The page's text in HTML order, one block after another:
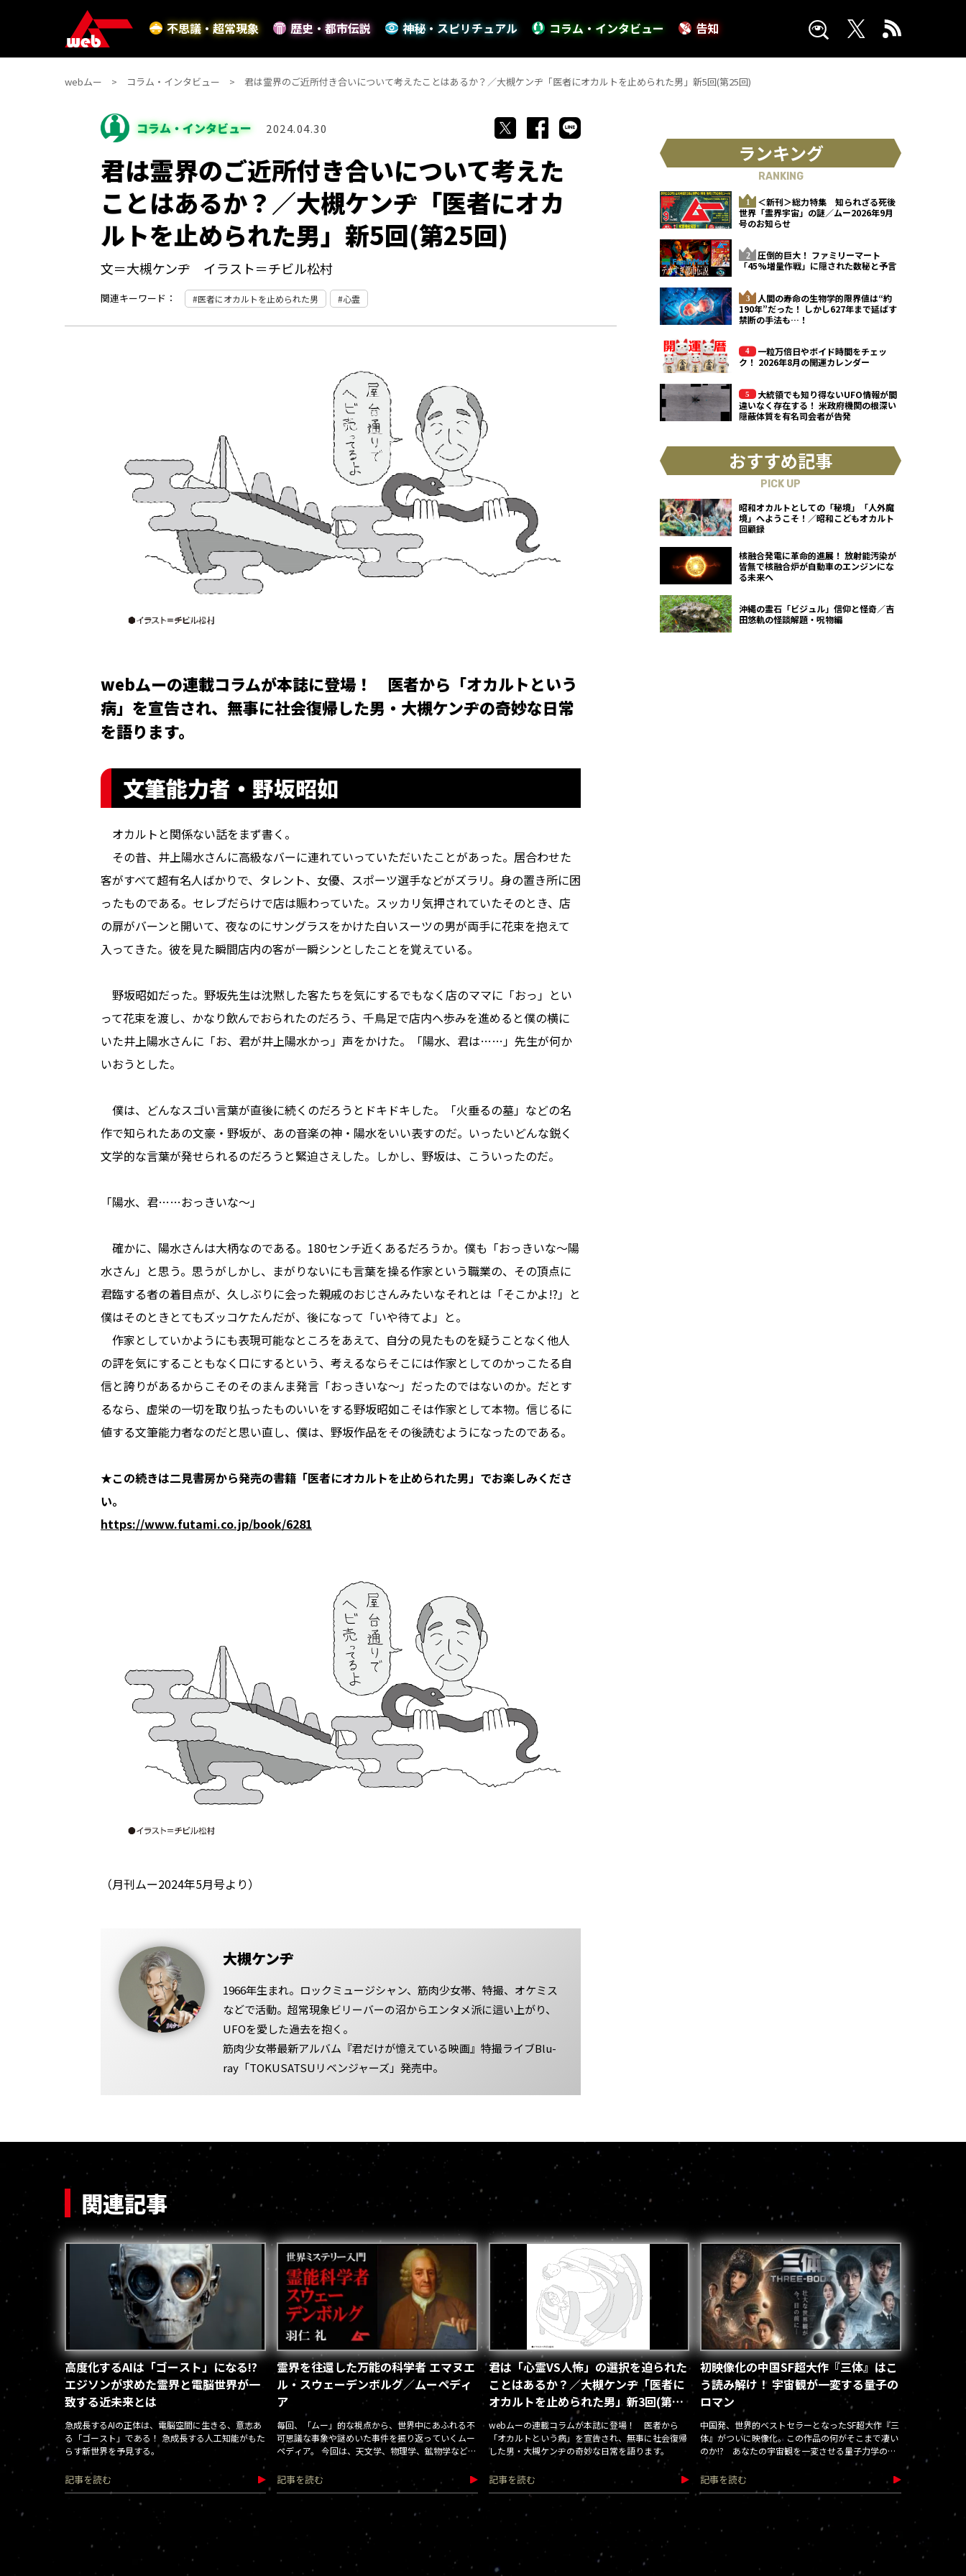
不思議・超常現象 歴史・都市伝説 神秘・スピリチュアル コラム・インタビュー 告知
webムー コラム・インタビュー 君は霊界のご近所付き合いについて考えたことはあるか？／大槻ケンヂ「医者にオカルトを止められた男」新5回(第25回)
コラム・インタビュー 2024.04.30
君は霊界のご近所付き合いについて考えた
ことはあるか？／大槻ケンヂ「医者にオカ
ルトを止められた男」新5回(第25回)
文＝大槻ケンヂ イラスト＝チビル松村
関連キーワード： 医者にオカルトを止められた男 心霊
webムーの連載コラムが本誌に登場！ 医者から「オカルトという
病」を宣告され、無事に社会復帰した男・大槻ケンヂの奇妙な日常
を語ります。
文筆能力者・野坂昭如
オカルトと関係ない話をまず書く。
その昔、井上陽水さんに高級なバーに連れていっていただいたことがあった。居合わせた
客がすべて超有名人ばかりで、タレント、女優、スポーツ選手などがズラリ。身の置き所に困
ったものである。セレブだらけで店は賑わっていた。スッカリ気押されていたそのとき、店
の扉がバーンと開いて、夜なのにサングラスをかけた白いスーツの男が両手に花束を抱えて
入ってきた。彼を見た瞬間店内の客が一瞬シンとしたことを覚えている。
野坂昭如だった。野坂先生は沈黙した客たちを気にするでもなく店のママに「おっ」とい
って花束を渡し、かなり飲んでおられたのだろう、千鳥足で店内へ歩みを進めると僕の横に
いた井上陽水さんに「お、君が井上陽水かっ」声をかけた。「陽水、君は……」先生が何か
いおうとした。
僕は、どんなスゴい言葉が直後に続くのだろうとドキドキした。「火垂るの墓」などの名
作で知られたあの文豪・野坂が、あの音楽の神・陽水をいい表すのだ。いったいどんな鋭く
文学的な言葉が発せられるのだろうと緊迫さえした。しかし、野坂は、こういったのだ。
「陽水、君……おっきいな〜」
確かに、陽水さんは大柄なのである。180センチ近くあるだろうか。僕も「おっきいな〜陽
水さん」と思う。思うがしかし、まがりないにも言葉を操る作家という職業の、その頂点に
君臨する者の着目点が、久しぶりに会った親戚のおじさんみたいなそれとは「そこかよ!?」と
僕はそのときとてもズッコケたんだが、後になって「いや待てよ」と。
作家としていかようにも表現可能なところをあえて、自分の見たものを疑うことなく他人
の評を気にすることもなく口にするという、考えるならそこには作家としてのかっこたる自
信と誇りがあるからこそのそのまんま発言「おっきいな〜」だったのではないのか。だとす
るなら、虚栄の一切を取り払ったものいいをする野坂昭如こそは作家として本物。信じるに
値する文筆能力者なのだと思い直し、僕は、野坂作品をその後読むようになったのである。
★この続きは二見書房から発売の書籍「医者にオカルトを止められた男」でお楽しみくださ
い。
https://www.futami.co.jp/book/6281
（月刊ムー2024年5月号より）
大槻ケンヂ
1966年生まれ。ロックミュージシャン、筋肉少女帯、特撮、オケミス
などで活動。超常現象ビリーバーの沼からエンタメ派に這い上がり、
UFOを愛した過去を抱く。
筋肉少女帯最新アルバム『君だけが憶えている映画』特撮ライブBlu-
ray「TOKUSATSUリベンジャーズ」発売中。
ランキング
RANKING
＜新刊＞総力特集 知られざる死後
世界「霊界宇宙」の謎／ムー2026年9月
号のお知らせ
圧倒的巨大！ ファミリーマート
「45%増量作戦」に隠された数秘と予言
人間の寿命の生物学的限界値は“約
190年”だった！ しかし627年まで延ばす
禁断の手法も…！
一粒万倍日やボイド時間をチェッ
ク！ 2026年8月の開運カレンダー
大統領でも知り得ないUFO情報が間
違いなく存在する！ 米政府機関の根深い
隠蔽体質を有名司会者が告発
おすすめ記事
PICK UP
昭和オカルトとしての「秘境」「人外魔
境」へようこそ！／昭和こどもオカルト
回顧録
核融合発電に革命的進展！ 放射能汚染が
皆無で核融合炉が自動車のエンジンにな
る未来へ
沖縄の霊石「ビジュル」信仰と怪奇／吉
田悠軌の怪談解題・呪物編
関連記事
高度化するAIは「ゴースト」になる!?
エジソンが求めた霊界と電脳世界が一
致する近未来とは
急成長するAIの正体は、電脳空間に生きる、意志あ
る「ゴースト」である！ 急成長する人工知能がもた
らす新世界を予見する。
記事を読む
霊界を往還した万能の科学者 エマヌエ
ル・スウェーデンボルグ／ムーペディ
ア
毎回、「ムー」的な視点から、世界中にあふれる不
可思議な事象や謎めいた事件を振り返っていくムー
ペディア。 今回は、天文学、物理学、鉱物学など、
数々の分野で天才的な才能を発揮し、霊的にも覚醒
した超人を取り
記事を読む
君は「心霊VS人怖」の選択を迫られた
ことはあるか？／大槻ケンヂ「医者に
オカルトを止められた男」新3回(第23
回)
webムーの連載コラムが本誌に登場！ 医者から
「オカルトという病」を宣告され、無事に社会復帰
した男・大槻ケンヂの奇妙な日常を語ります。
記事を読む
初映像化の中国SF超大作『三体』はこ
う読み解け！ 宇宙観が一変する量子の
ロマン
中国発、世界的ベストセラーとなったSF超大作『三
体』がついに映像化。この作品の何がそこまで凄い
のか!? あなたの宇宙観を一変させる量子力学のロ
マンを解説！
記事を読む